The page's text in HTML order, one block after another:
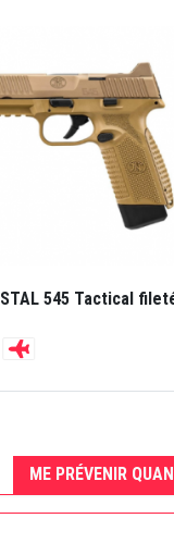
545 Tactical
ME PRÉVENIR